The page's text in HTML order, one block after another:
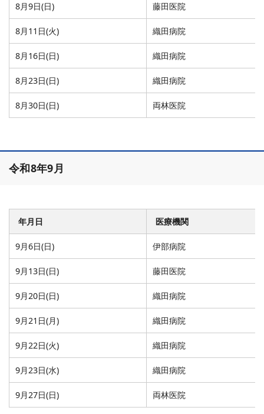
8月9日(日) 藤田医院
8月11日(火) 織田病院
8月16日(日) 織田病院
8月23日(日) 織田病院
8月30日(日) 両林医院
令和8年9月
年月日 医療機関
9月6日(日) 伊部病院
9月13日(日) 藤田医院
9月20日(日) 織田病院
9月21日(月) 織田病院
9月22日(火) 織田病院
9月23日(水) 織田病院
9月27日(日) 両林医院